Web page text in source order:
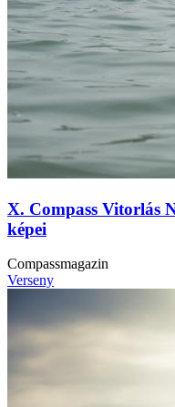
X. Compass Vitorlás
képei
Compassmagazin
Verseny